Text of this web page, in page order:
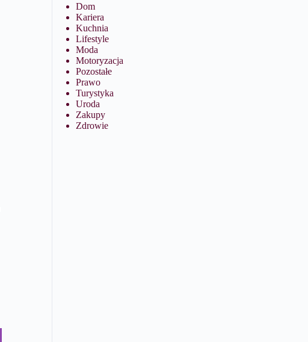
Dom
Kariera
Kuchnia
Lifestyle
Moda
Motoryzacja
Pozostałe
Prawo
Turystyka
Uroda
Zakupy
Zdrowie